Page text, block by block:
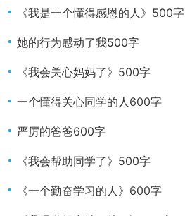
《我是一个懂得感恩的人》500字
她的行为感动了我500字
《我会关心妈妈了》500字
一个懂得关心同学的人600字
严厉的爸爸600字
《我会帮助同学了》500字
《一个勤奋学习的人》600字